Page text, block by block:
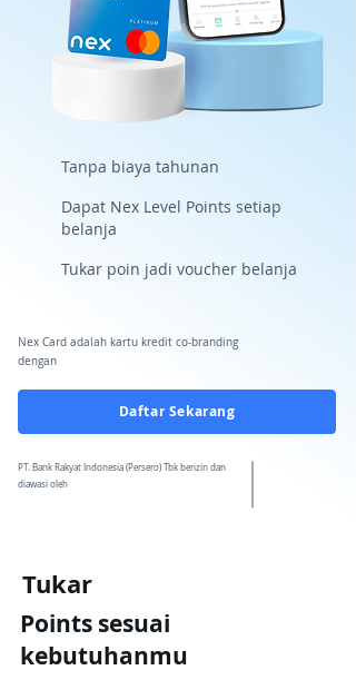
Tanpa biaya tahunan
Dapat Nex Level Points setiap
belanja
Tukar poin jadi voucher belanja
Nex Card adalah kartu kredit co-branding
dengan
Daftar Sekarang
PT. Bank Rakyat Indonesia (Persero) Tbk berizin dan
diawasi oleh
Tukar
Points sesuai
kebutuhanmu